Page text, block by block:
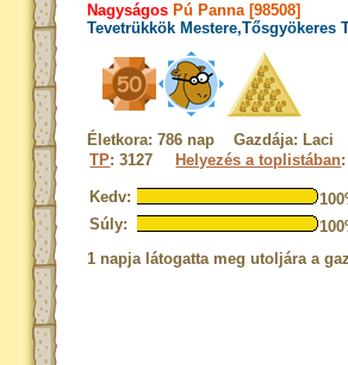
Nagyságos Pú Panna [98508]
Tevetrükkök Mestere,Tősgyökeres
Életkora: 786 nap Gazdája: Laci
TP: 3127 Helyezés a toplistában
Kedv:
Súly:
1 napja látogatta meg utoljára a